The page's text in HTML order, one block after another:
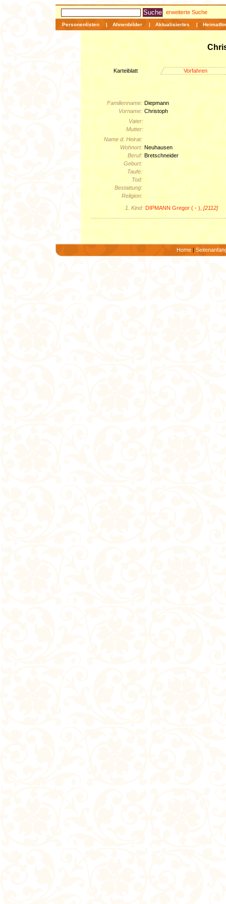
erweiterte Suche
Personenlisten | Ahnenbilder | Aktualisiertes |
Karteiblatt Vorfahren
Familienname: Diepmann
Vorname: Christoph
Vater:
Mutter:
Name d. Heirat:
Wohnort: Neuhausen
Beruf: Bretschneider
Geburt:
Taufe:
Tod:
Bestattung:
Religion:
1. Kind: DIPMANN Gregor ( - ), [2112]
Home|